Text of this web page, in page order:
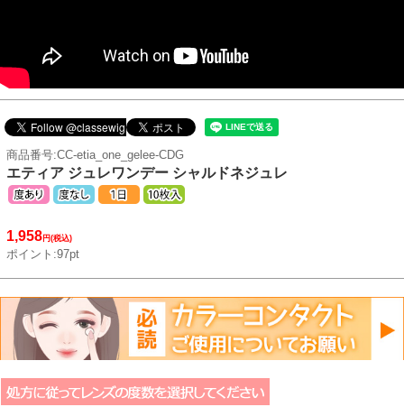
商品番号:CC-etia_one_gelee-CDG
エティア ジュレワンデー シャルドネジュレ
1,958円(税込)
ポイント:97pt